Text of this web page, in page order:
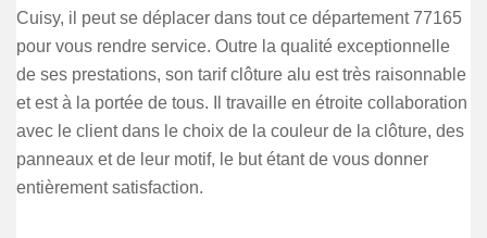
Cuisy, il peut se déplacer dans tout ce département 77165
pour vous rendre service. Outre la qualité exceptionnelle
de ses prestations, son tarif clôture alu est très raisonnable
et est à la portée de tous. Il travaille en étroite collaboration
avec le client dans le choix de la couleur de la clôture, des
panneaux et de leur motif, le but étant de vous donner
entièrement satisfaction.